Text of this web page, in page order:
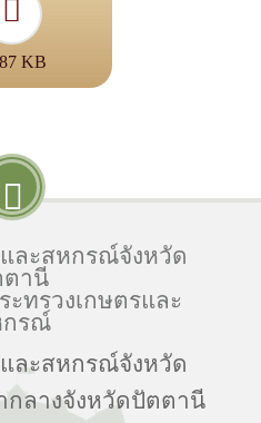
KB
ละสหกรณ์จังหวัด
ตานี
ทรวงเกษตรและ
กรณ์
ละสหกรณ์จังหวัด
กลางจังหวัดปัตตานี